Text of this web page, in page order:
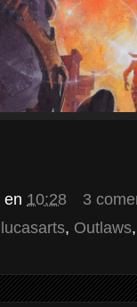
en 10:28
3
lucasarts, Outlaws